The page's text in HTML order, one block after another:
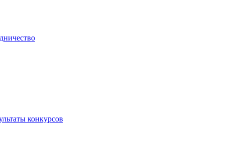
конкурсов